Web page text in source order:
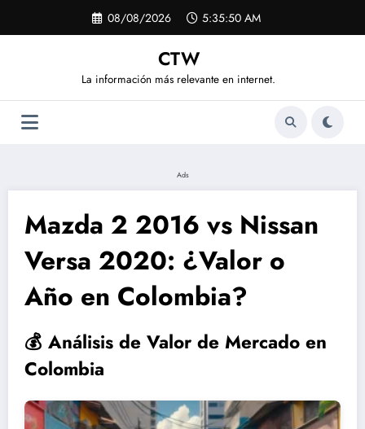
contenido
08/08/2026 5:35:51 AM
CTW
La información más relevante en internet.
Ads
Mazda 2 2016 vs Nissan
Versa 2020: ¿Valor o
Año en Colombia?
💰 Análisis de Valor de Mercado en
Colombia